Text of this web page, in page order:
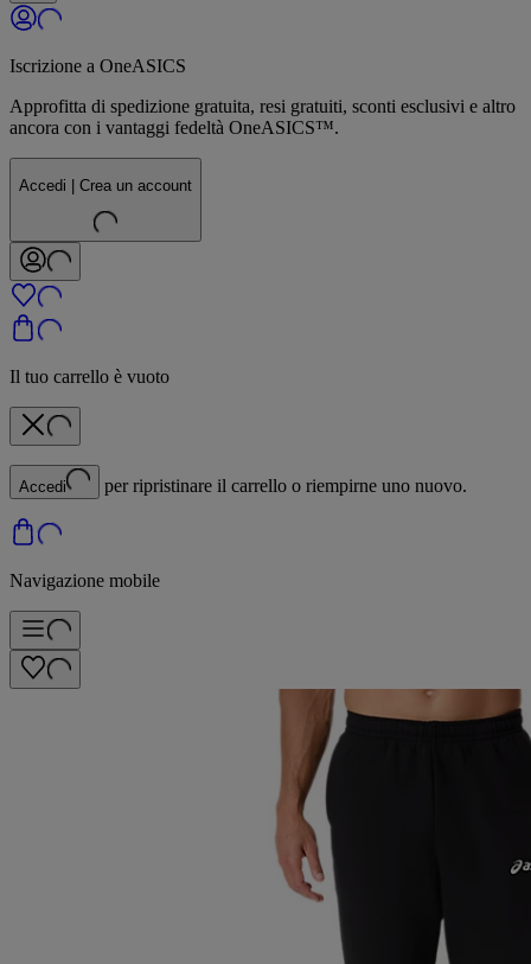
Iscrizione a OneASICS
Approfitta di spedizione gratuita, resi gratuiti, sconti esclusivi e altro
ancora con i vantaggi fedeltà OneASICS™.
Accedi | Crea un account
Il tuo carrello è vuoto
Accedi per ripristinare il carrello o riempirne uno nuovo.
Navigazione mobile